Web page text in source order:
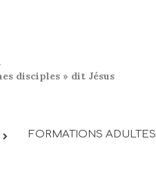
disciples » dit Jésus
FORMATIONS ADULTES